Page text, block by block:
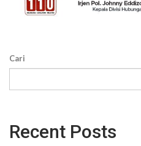
Cari
Recent Posts